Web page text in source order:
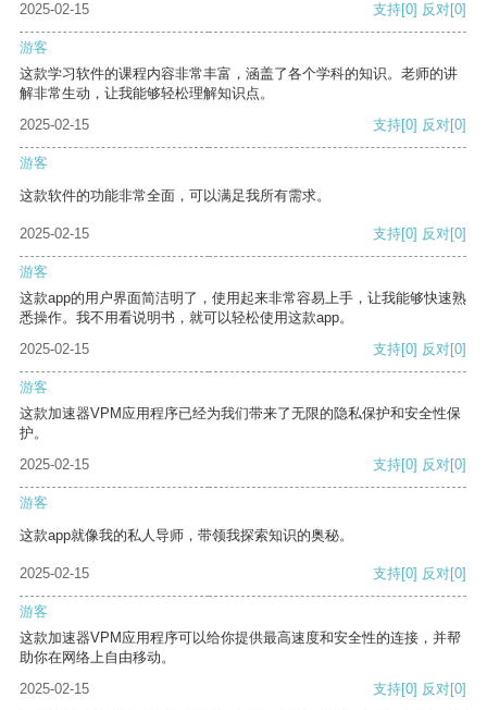
2025-02-15 支持[0] 反对[0]
游客
这款学习软件的课程内容非常丰富，涵盖了各个学科的知识。老师的讲
解非常生动，让我能够轻松理解知识点。
2025-02-15
支持[0] 反对[0]
游客
这款软件的功能非常全面，可以满足我所有需求。
2025-02-15 支持[0] 反对[0]
游客
这款app的用户界面简洁明了，使用起来非常容易上手，让我能够快速熟
悉操作。我不用看说明书，就可以轻松使用这款app。
2025-02-15
支持[0] 反对[0]
游客
这款加速器VPM应用程序已经为我们带来了无限的隐私保护和安全性保
护。
2025-02-15
支持[0] 反对[0]
游客
这款app就像我的私人导师，带领我探索知识的奥秘。
2025-02-15 支持[0] 反对[0]
游客
这款加速器VPM应用程序可以给你提供最高速度和安全性的连接，并帮
助你在网络上自由移动。
2025-02-15
支持[0] 反对[0]